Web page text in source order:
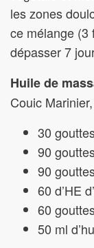
les zones
ce mélange (3
dépasser 7
Huile de
Couic
30
90
90
60 d’HE
60
50 ml